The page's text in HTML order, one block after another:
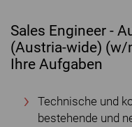
Sales Engineer -
(Austria-wide)
Ihre Aufgaben
Technische und
bestehende und